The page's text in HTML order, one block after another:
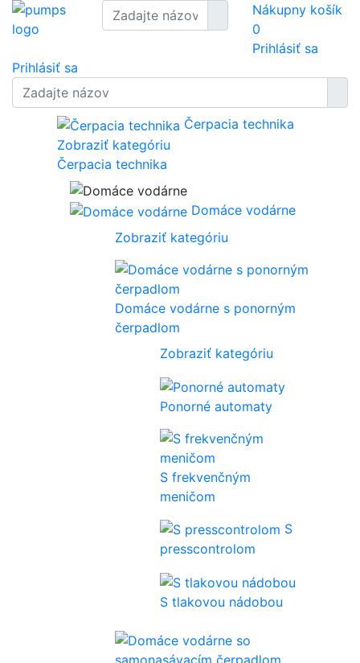
Nákupny košík
0
Prihlásiť sa
Prihlásiť sa
Čerpacia technika
Zobraziť kategóriu
Čerpacia technika
Domáce vodárne
Zobraziť kategóriu
Domáce vodárne s ponorným
čerpadlom
Zobraziť kategóriu
Ponorné automaty
S frekvenčným
meničom
S
presscontrolom
S tlakovou nádobou